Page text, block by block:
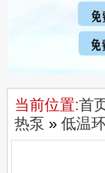
当前位置:首
热泵 » 低温